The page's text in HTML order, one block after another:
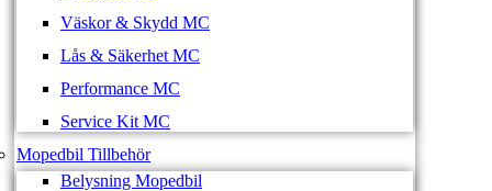
Väskor & Skydd MC
Lås & Säkerhet MC
Performance MC
Service Kit MC
Mopedbil Tillbehör
Belysning Mopedbil